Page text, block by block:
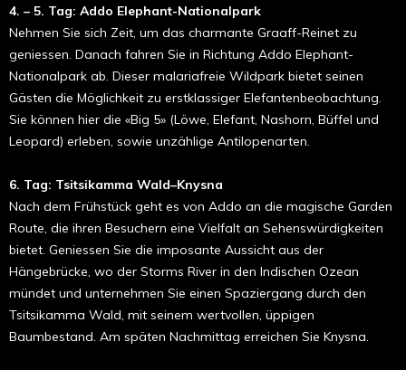
4. – 5. Tag: Addo Elephant-Nationalpark
Nehmen Sie sich Zeit, um das charmante Graaff-Reinet zu
geniessen. Danach fahren Sie in Richtung Addo Elephant-
Nationalpark ab. Dieser malariafreie Wildpark bietet seinen
Gästen die Möglichkeit zu erstklassiger Elefantenbeobachtung.
Sie können hier die «Big 5» (Löwe, Elefant, Nashorn, Büffel und
Leopard) erleben, sowie unzählige Antilopenarten.
6. Tag: Tsitsikamma Wald–Knysna
Nach dem Frühstück geht es von Addo an die magische Garden
Route, die ihren Besuchern eine Vielfalt an Sehenswürdigkeiten
bietet. Geniessen Sie die imposante Aussicht aus der
Hängebrücke, wo der Storms River in den Indischen Ozean
mündet und unternehmen Sie einen Spaziergang durch den
Tsitsikamma Wald, mit seinem wertvollen, üppigen
Baumbestand. Am späten Nachmittag erreichen Sie Knysna.